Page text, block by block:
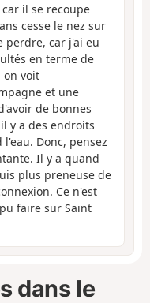
il se recoupe
cesse le nez sur
perdre, car j'ai eu
en terme de
on voit
et une
de bonnes
y a des endroits
Donc, pensez
Il y a quand
plus preneuse de
Ce n'est
faire sur Saint
dans le